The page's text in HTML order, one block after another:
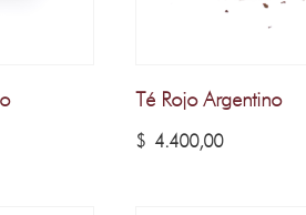
Té Rojo Argentino
$4.400,00